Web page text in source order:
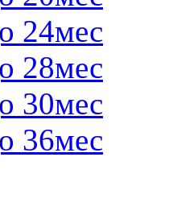
24мес
28мес
30мес
36мес